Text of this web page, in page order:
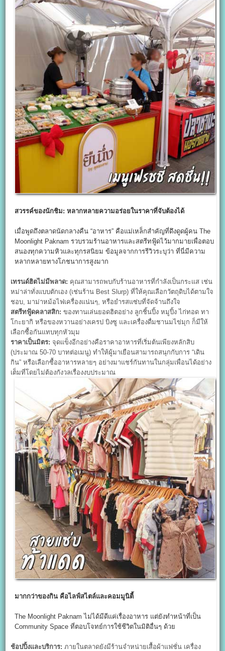
สวรรค์ของนักชิม: หลากหลายความอร่อยในราคาที่จับต้องได้
เมื่อพูดถึงตลาดนัดกลางคืน “อาหาร” คือแม่เหล็กสำคัญที่ดึงดูดผู้คน The
Moonlight Paknam รวบรวมร้านอาหารและสตรีทฟู้ดไว้มากมายเพื่อตอบ
สนองทุกความหิวและทุกรสนิยม ข้อมูลจากการรีวิวระบุว่า ที่นี่มีความ
หลากหลายทางโภชนาการสูงมาก
เทรนด์ฮิตไม่มีพลาด: คุณสามารถพบกับร้านอาหารที่กำลังเป็นกระแส เช่น
หม่าล่าทั่งแบบตักเอง (เช่นร้าน Best Slurp) ที่ให้คุณเลือกวัตถุดิบได้ตามใจ
ชอบ, มาม่าหม้อไฟเครื่องแน่นๆ, หรือยำรสแซ่บที่จัดจ้านถึงใจ
สตรีทฟู้ดคลาสสิก: ของทานเล่นยอดฮิตอย่าง ลูกชิ้นปิ้ง หมูปิ้ง ไก่ทอด ทา
โกะยากิ หรือของหวานอย่างเครป บิงซู และเครื่องดื่มชานมไข่มุก ก็มีให้
เลือกซื้อกันแทบทุกหัวมุม
ราคาเป็นมิตร: จุดแข็งอีกอย่างคือราคาอาหารที่เริ่มต้นเพียงหลักสิบ
(ประมาณ 50-70 บาทต่อเมนู) ทำให้ผู้มาเยือนสามารถสนุกกับการ “เดิน
กิน” หรือเลือกซื้ออาหารหลายๆ อย่างมาแชร์กันทานในกลุ่มเพื่อนได้อย่าง
เต็มที่โดยไม่ต้องกังวลเรื่องงบประมาณ
มากกว่าของกิน คือไลฟ์สไตล์และคอมมูนิตี้
The Moonlight Paknam ไม่ได้มีดีแค่เรื่องอาหาร แต่ยังทำหน้าที่เป็น
Community Space ที่ตอบโจทย์การใช้ชีวิตในมิติอื่นๆ ด้วย
ช้อปปิ้งและบริการ: ภายในตลาดยังมีร้านจำหน่ายเสื้อผ้าแฟชั่น เครื่อง